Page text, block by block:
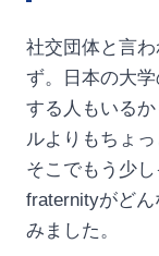
社交団体と言
ず。日本の大
する人もいる
ルよりもちょ
そこでもう少
fraternityがど
みました。